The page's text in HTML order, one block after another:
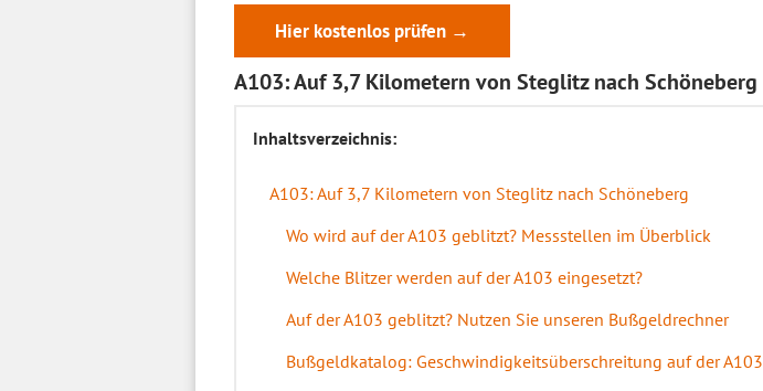
Hier kostenlos prüfen →
A103: Auf 3,7 Kilometern von Steglitz nach Schöneberg
Inhaltsverzeichnis:
A103: Auf 3,7 Kilometern von Steglitz nach Schöneberg
Wo wird auf der A103 geblitzt? Messstellen im Überblick
Welche Blitzer werden auf der A103 eingesetzt?
Auf der A103 geblitzt? Nutzen Sie unseren Bußgeldrechner
Bußgeldkatalog: Geschwindigkeitsüberschreitung auf der A103